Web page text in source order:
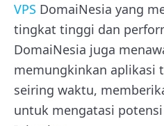
VPS DomaiNesia yang
tingkat tinggi dan
DomaiNesia juga
memungkinkan aplikasi
seiring waktu,
untuk mengatasi